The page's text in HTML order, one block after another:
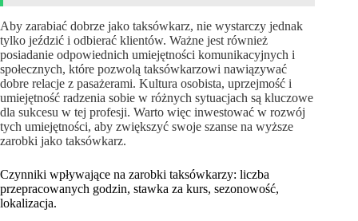
Aby zarabiać dobrze jako taksówkarz, nie wystarczy jednak
tylko jeździć i odbierać klientów. Ważne jest również
posiadanie odpowiednich umiejętności komunikacyjnych i
społecznych, które pozwolą taksówkarzowi nawiązywać
dobre relacje z pasażerami. Kultura osobista, uprzejmość i
umiejętność radzenia sobie w różnych sytuacjach są kluczowe
dla sukcesu w tej profesji. Warto więc inwestować w rozwój
tych umiejętności, aby zwiększyć swoje szanse na wyższe
zarobki jako taksówkarz.
Czynniki wpływające na zarobki taksówkarzy: liczba
przepracowanych godzin, stawka za kurs, sezonowość,
lokalizacja.